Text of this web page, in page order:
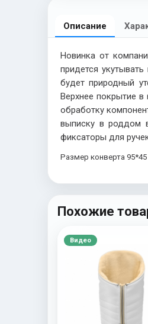
Описание
Новинка от
придется
будет природный
Верхнее покрытие в
обработку
выписку в роддом
фиксаторы для
Размер конверта
Похожие
Видео